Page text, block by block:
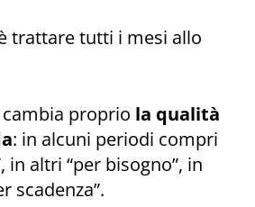
trattare tutti i mesi allo
cambia proprio la qualità
: in alcuni periodi compri
in altri “per bisogno”, in
scadenza”.